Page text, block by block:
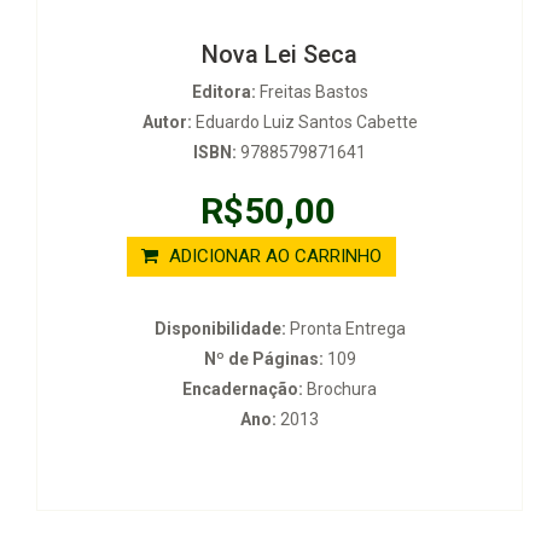
Nova Lei Seca
Editora: Freitas Bastos
Autor: Eduardo Luiz Santos Cabette
ISBN: 9788579871641
R$50,00
ADICIONAR AO CARRINHO
Disponibilidade: Pronta Entrega
Nº de Páginas: 109
Encadernação: Brochura
Ano: 2013